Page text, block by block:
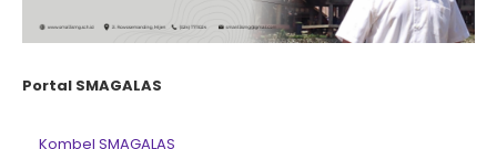
Portal SMAGALAS
Kombel SMAGALAS